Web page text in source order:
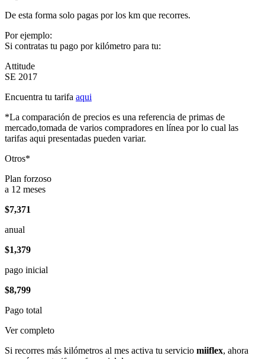
De esta forma solo pagas por los km que recorres.
Por ejemplo:
Si contratas tu pago por kilómetro para tu:
Attitude
SE 2017
Encuentra tu tarifa aqui
*La comparación de precios es una referencia de primas de
mercado,tomada de varios compradores en línea por lo cual las
tarifas aqui presentadas pueden variar.
Otros*
Plan forzoso
a 12 meses
$7,371
anual
$1,379
pago inicial
$8,799
Pago total
Ver completo
Si recorres más kilómetros al mes activa tu servicio miiflex, ahora